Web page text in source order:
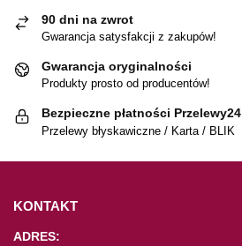
90 dni na zwrot
Gwarancja satysfakcji z zakupów!
Gwarancja oryginalności
Produkty prosto od producentów!
Bezpieczne płatności Przelewy24
Przelewy błyskawiczne / Karta / BLIK
KONTAKT
ADRES: